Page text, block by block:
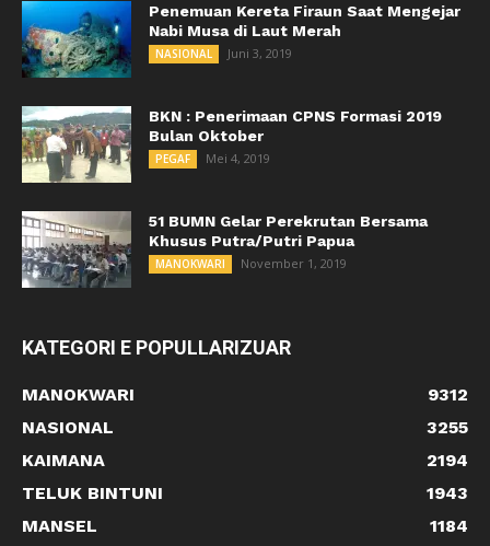
Penemuan Kereta Firaun Saat Mengejar
Nabi Musa di Laut Merah
NASIONAL Juni 3, 2019
BKN : Penerimaan CPNS Formasi 2019
Bulan Oktober
PEGAF Mei 4, 2019
51 BUMN Gelar Perekrutan Bersama
Khusus Putra/Putri Papua
MANOKWARI November 1, 2019
KATEGORI E POPULLARIZUAR
MANOKWARI
9312
NASIONAL
3255
KAIMANA
2194
TELUK BINTUNI
1943
MANSEL
1184